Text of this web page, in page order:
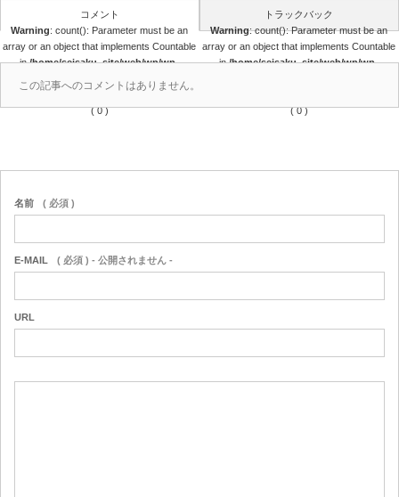
コメント
Warning: count(): Parameter must be an
array or an object that implements Countable
in/home/seisaku_site/web/wp/wp-
content/themes/seisaku/comments.php
36
( 0 )
トラックバック
Warning: count(): Parameter must be an
array or an object that implements Countable
in/home/seisaku_site/web/wp/wp-
( 0 )
この記事へのコメントはありません。
名前 ( 必須 )
E-MAIL ( 必須 ) - 公開されません -
URL